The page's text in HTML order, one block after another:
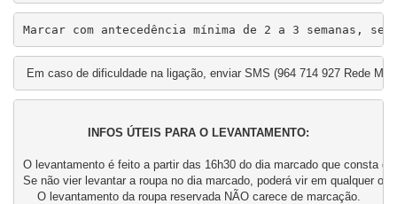
Marcar com antecedência mínima de 2 a 3 semanas, se
Em caso de dificuldade na ligação, enviar SMS (964 714 927 Rede
INFOS ÚTEIS PARA O LEVANTAMENTO:
O levantamento é feito a partir das 16h30 do dia marcado que consta
Se não vier levantar a roupa no dia marcado, poderá vir em qualquer
O levantamento da roupa reservada NÃO carece de marcação.